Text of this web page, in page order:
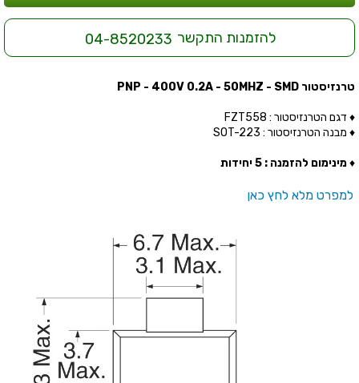
להזמנות התקשר 04-8520233
טרנזיסטור PNP - 400V 0.2A - 50MHZ - SMD
♦ דגם הטרנזיסטור : FZT558
♦ מבנה הטרנזיסטור : SOT-223
♦מינימום להזמנה : 5 יחידות
למפרט מלא לחץ כאן